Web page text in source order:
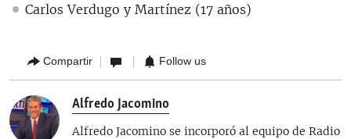
Carlos Verdugo y Martínez (17 años)
Compartir Follow us
Alfredo Jacomino
Alfredo Jacomino se incorporó al equipo de Radio